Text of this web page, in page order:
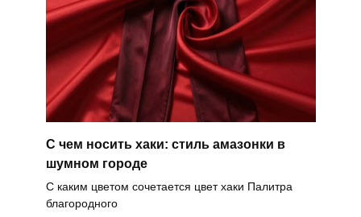
С чем носить хаки: стиль амазонки в
шумном городе
С каким цветом сочетается цвет хаки Палитра
благородного